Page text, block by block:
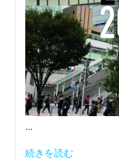
...
続きを読む